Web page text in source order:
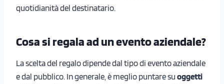
quotidianità del destinatario.
Cosa si regala ad un evento aziendale?
La scelta del regalo dipende dal tipo di evento aziendale
e dal pubblico. In generale, è meglio puntare su oggetti